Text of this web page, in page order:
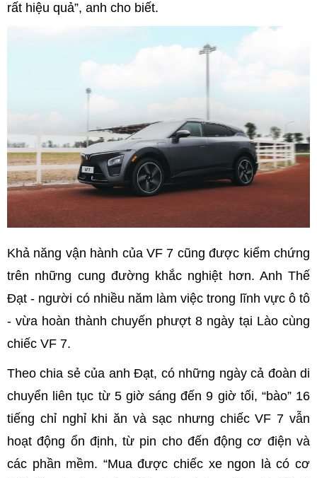
rất hiệu quả”, anh cho biết.
Khả năng vận hành của VF 7 cũng được kiểm chứng
trên những cung đường khắc nghiệt hơn. Anh Thế
Đạt - người có nhiều năm làm việc trong lĩnh vực ô tô
- vừa hoàn thành chuyến phượt 8 ngày tại Lào cùng
chiếc VF 7.
Theo chia sẻ của anh Đạt, có những ngày cả đoàn di
chuyển liên tục từ 5 giờ sáng đến 9 giờ tối, “bào” 16
tiếng chỉ nghỉ khi ăn và sạc nhưng chiếc VF 7 vẫn
hoạt động ổn định, từ pin cho đến động cơ điện và
các phần mềm. “Mua được chiếc xe ngon là có cơ